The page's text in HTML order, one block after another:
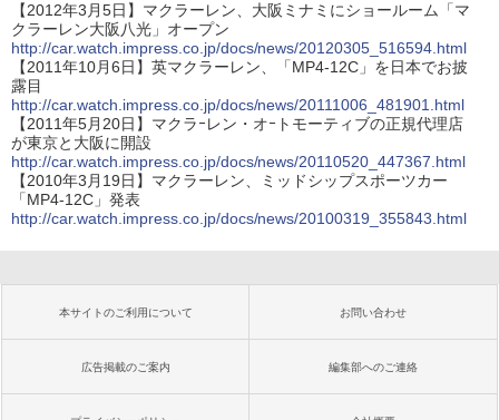
【2012年3月5日】マクラーレン、大阪ミナミにショールーム「マ
クラーレン大阪八光」オープン
http://car.watch.impress.co.jp/docs/news/20120305_516594.html
【2011年10月6日】英マクラーレン、「MP4-12C」を日本でお披
露目
http://car.watch.impress.co.jp/docs/news/20111006_481901.html
【2011年5月20日】マクラｰレン・オｰトモーティブの正規代理店
が東京と大阪に開設
http://car.watch.impress.co.jp/docs/news/20110520_447367.html
【2010年3月19日】マクラーレン、ミッドシップスポーツカー
「MP4-12C」発表
http://car.watch.impress.co.jp/docs/news/20100319_355843.html
本サイトのご利用について お問い合わせ
広告掲載のご案内 編集部へのご連絡